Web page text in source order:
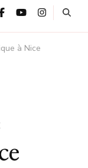
à Nice